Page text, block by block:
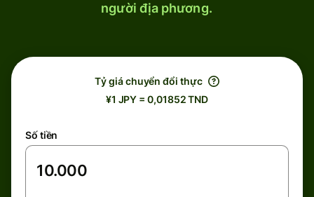
người địa phương.
Tỷ giá chuyển đổi thực
¥1 JPY = 0,01852 TND
Số tiền